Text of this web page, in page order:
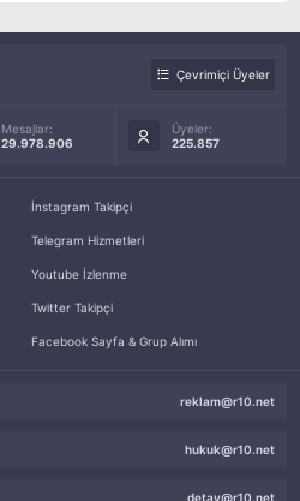
Çevrimiçi Üyeler
Mesajlar:
29.978.906
Üyeler:
225.857
İnstagram Takipçi
Telegram Hizmetleri
Youtube İzlenme
Twitter Takipçi
Facebook Sayfa & Grup Alımı
reklam@r10.net
hukuk@r10.net
detay@r10.net